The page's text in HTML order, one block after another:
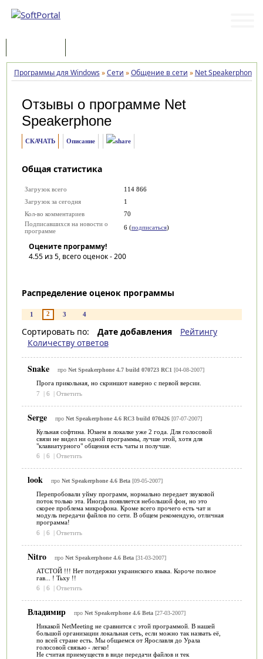
Программы для Windows »Сети »Общение в сети » Net Speakerphone
Отзывы о программе Net
Speakerphone
СКАЧАТЬ Описание
Общая статистика
Загрузок всего
114 866
Загрузок за сегодня
1
Кол-во комментариев
70
Подписавшихся на новости о
программе
6 (подписаться)
Оцените программу!
4.55из 5, всего оценок -200
Распределение оценок программы
1 2 3 4
Сортировать по: Дате добавления
Рейтингу
Количеству ответов
Snake про Net Speakerphone 4.7 build 070723 RC1 [04-08-2007]
Прога прикольная, но скриншот наверно с первой версии.
7
| 6 | Ответить
Serge про Net Speakerphone 4.6 RC3 build 070426[07-07-2007]
Кульная софтина. Юзаем в локалке уже 2 года. Для голосовой
связи не видел ни одной программы, лучше этой, хотя для
"клавиатурного" общения есть чаты и получше.
6
| 6 | Ответить
look про Net Speakerphone 4.6 Beta[09-05-2007]
Перепробовали уйму программ, нормально передает звуковой
поток только эта. Иногда появляется небольшой фон, но это
скорее проблема микрофона. Кроме всего прочего есть чат и
модуль передачи файлов по сети. В общем рекомендую, отличная
программа!
6
| 6 | Ответить
Nitro про Net Speakerphone 4.6 Beta[31-03-2007]
АТСТОЙ !!! Нет потдержки украинского языка. Короче полное
гав... ! Тьху !!
6
| 6 | Ответить
Владимир про Net Speakerphone 4.6 Beta[27-03-2007]
Никакой NetMeeting не сравнится с этой программой. В нашей
большой организации локальная сеть, если можно так назвать её,
по всей стране есть. Мы общаемся от Ярославля до Урала
голосовой связью - легко!
Не считая приемуществ в виде передачи файлов и тек